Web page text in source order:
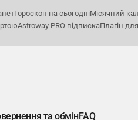
Гороскоп на сьогодніМісячний
Astroway PRO підпискаПлагін
та обмінFAQ